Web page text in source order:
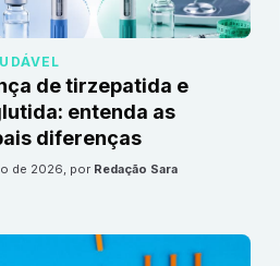
de tirzepatida e
entenda as
diferenças
de 2026, por Redação Sara